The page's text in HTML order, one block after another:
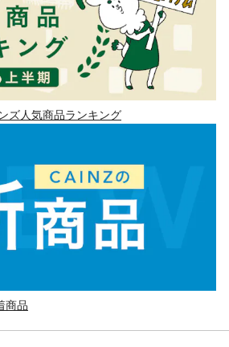
ズ人気商品ランキング
商品